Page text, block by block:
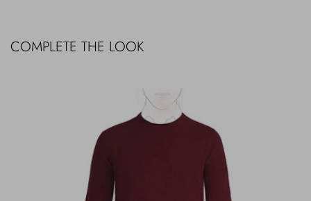
COMPLETE THE LOOK